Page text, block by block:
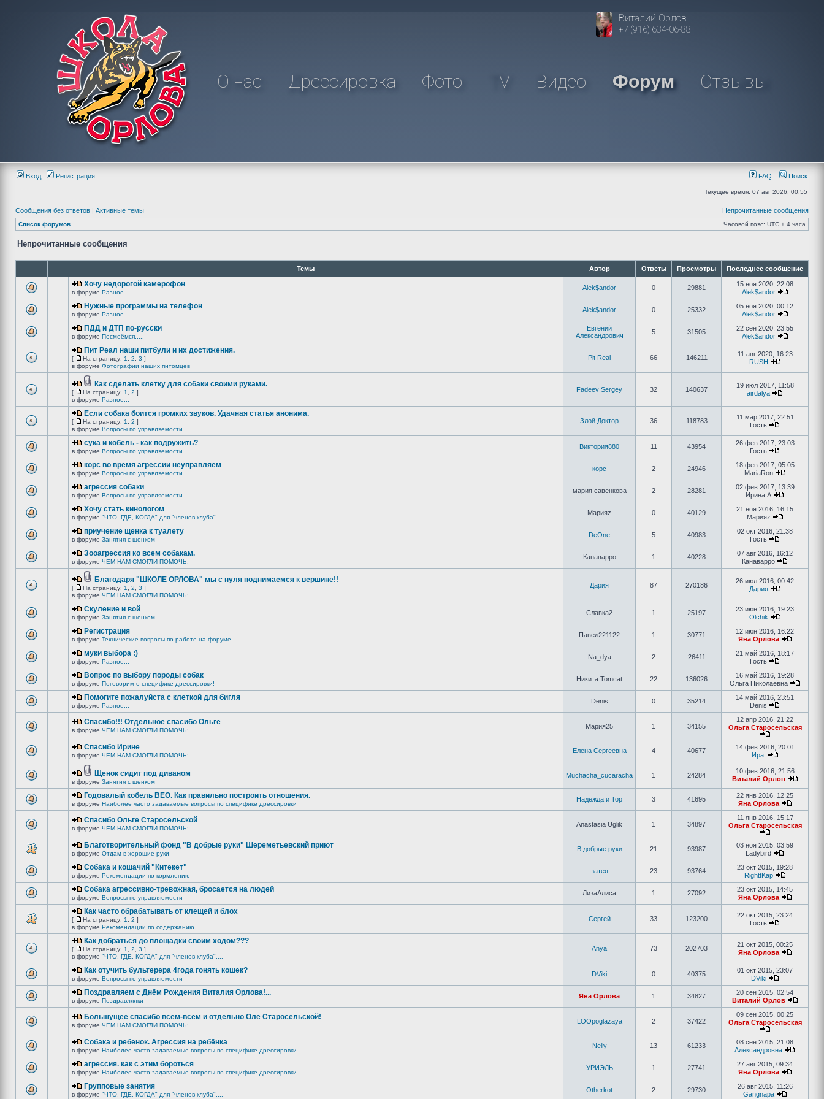
Виталий Орлов
+7 (916) 634-06-88
О нас Дрессировка Фото TV Видео Форум Отзывы
Вход Регистрация FAQ Поиск
Текущее время: 07 авг 2026, 00:55
Сообщения без ответов | Активные темы Непрочитанные сообщения
Список форумов Часовой пояс: UTC + 4 часа
Непрочитанные сообщения
Темы Автор Ответы Просмотры Последнее сообщение
Хочу недорогой камерофон
в форуме Разное...
Alek$andor 0 29881
15 ноя 2020, 22:08
Alek$andor
Нужные программы на телефон
в форуме Разное...
Alek$andor 0 25332
05 ноя 2020, 00:12
Alek$andor
ПДД и ДТП по-русски
в форуме Посмеёмся.....
Евгений
Александрович
5 31505
22 сен 2020, 23:55
Alek$andor
Пит Реал наши питбули и их достижения.
[ На страницу: 1 2 3 ]
в форуме Фотографии наших питомцев
Pit Real 66 146211
11 авг 2020, 16:23
RUSH
Как сделать клетку для собаки своими руками.
[ На страницу: 1 2 ]
в форуме Разное...
Fadeev Sergey 32 140637
19 июл 2017, 11:58
airdalya
Если собака боится громких звуков. Удачная статья анонима.
[ На страницу: 1 2 ]
в форуме Вопросы по управляемости
Злой Доктор 36 118783
11 мар 2017, 22:51
Гость
сука и кобель - как подружить?
в форуме Вопросы по управляемости
Виктория880 11 43954
26 фев 2017, 23:03
Гость
корс во время агрессии неуправляем
в форуме Вопросы по управляемости
корс 2 24946
18 фев 2017, 05:05
MariaRon
агрессия собаки
в форуме Вопросы по управляемости
мария савенкова 2 28281
02 фев 2017, 13:39
Ирина А
Хочу стать кинологом
в форуме "ЧТО, ГДЕ, КОГДА" для "членов клуба"....
Марияz 0 40129
21 ноя 2016, 16:15
Марияz
приучение щенка к туалету
в форуме Занятия с щенком
DeOne 5 40983
02 окт 2016, 21:38
Гость
Зооагрессия ко всем собакам.
в форуме ЧЕМ НАМ СМОГЛИ ПОМОЧЬ:
Канаварро 1 40228
07 авг 2016, 16:12
Канаварро
Благодаря "ШКОЛЕ ОРЛОВА" мы с нуля поднимаемся к вершине!!
[ На страницу: 1 2 3 ]
в форуме ЧЕМ НАМ СМОГЛИ ПОМОЧЬ:
Дария 87 270186
26 июл 2016, 00:42
Дария
Скуление и вой
в форуме Занятия с щенком
Славка2 1 25197
23 июн 2016, 19:23
Olchik
Регистрация
в форуме Технические вопросы по работе на форуме
Павел221122 1 30771
12 июн 2016, 16:22
Яна Орлова
муки выбора :)
в форуме Разное...
Na_dya 2 26411
21 май 2016, 18:17
Гость
Вопрос по выбору породы собак
в форуме Поговорим о специфике дрессировки!
Никита Tomcat 22 136026
16 май 2016, 19:28
Ольга Николаевна
Помогите пожалуйста с клеткой для бигля
в форуме Разное...
Denis 0 35214
14 май 2016, 23:51
Denis
Спасибо!!! Отдельное спасибо Ольге
в форуме ЧЕМ НАМ СМОГЛИ ПОМОЧЬ:
Мария25 1 34155
12 апр 2016, 21:22
Ольга Старосельская
Спасибо Ирине
в форуме ЧЕМ НАМ СМОГЛИ ПОМОЧЬ:
Елена Сергеевна 4 40677
14 фев 2016, 20:01
Ира.
Щенок сидит под диваном
в форуме Занятия с щенком
Muchacha_cucaracha 1 24284
10 фев 2016, 21:56
Виталий Орлов
Годовалый кобель ВЕО. Как правильно построить отношения.
в форуме Наиболее часто задаваемые вопросы по специфике дрессировки
Надежда и Тор 3 41695
22 янв 2016, 12:25
Яна Орлова
Спасибо Ольге Старосельской
в форуме ЧЕМ НАМ СМОГЛИ ПОМОЧЬ:
Anastasia Uglik 1 34897
11 янв 2016, 15:17
Ольга Старосельская
Благотворительный фонд "В добрые руки" Шереметьевский приют
в форуме Отдам в хорошие руки
В добрые руки 21 93987
03 ноя 2015, 03:59
Ladybird
Собака и кошачий "Китекет"
в форуме Рекомендации по кормлению
затея 23 93764
23 окт 2015, 19:28
RighttKap
Собака агрессивно-тревожная, бросается на людей
в форуме Вопросы по управляемости
ЛизаАлиса 1 27092
23 окт 2015, 14:45
Яна Орлова
Как часто обрабатывать от клещей и блох
[ На страницу: 1 2 ]
в форуме Рекомендации по содержанию
Сергей 33 123200
22 окт 2015, 23:24
Гость
Как добраться до площадки своим ходом???
[ На страницу: 1 2 3 ]
в форуме "ЧТО, ГДЕ, КОГДА" для "членов клуба"....
Anya 73 202703
21 окт 2015, 00:25
Яна Орлова
Как отучить бультерера 4года гонять кошек?
в форуме Вопросы по управляемости
DViki 0 40375
01 окт 2015, 23:07
DViki
Поздравляем с Днём Рождения Виталия Орлова!...
в форуме Поздравлялки
Яна Орлова 1 34827
20 сен 2015, 02:54
Виталий Орлов
Большущее спасибо всем-всем и отдельно Оле Старосельской!
в форуме ЧЕМ НАМ СМОГЛИ ПОМОЧЬ:
LOOpoglazaya 2 37422
09 сен 2015, 00:25
Ольга Старосельская
Собака и ребенок. Агрессия на ребёнка
в форуме Наиболее часто задаваемые вопросы по специфике дрессировки
Nelly 13 61233
08 сен 2015, 21:08
Александровна
агрессия. как с этим бороться
в форуме Наиболее часто задаваемые вопросы по специфике дрессировки
УРИЭЛЬ 1 27741
27 авг 2015, 09:34
Яна Орлова
Групповые занятия
в форуме "ЧТО, ГДЕ, КОГДА" для "членов клуба"....
Otherkot 2 29730
26 авг 2015, 11:26
Gangnapa